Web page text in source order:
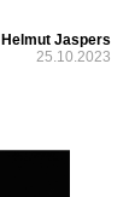
Helmut Jaspers
25.10.2023